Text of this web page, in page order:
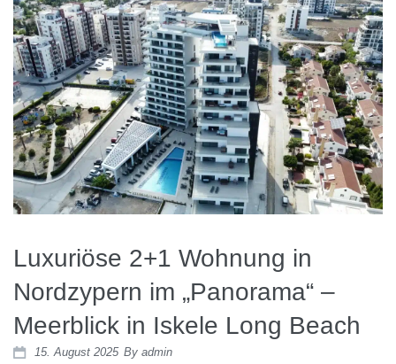
Luxuriöse 2+1 Wohnung in
Nordzypern im „Panorama“ –
Meerblick in Iskele Long Beach
15. August 2025 By admin